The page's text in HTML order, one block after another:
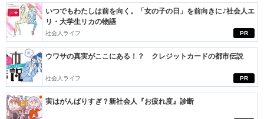
PR
いつでもわたしは前を向く。「女の子の日」を前向きに♪社会人エ
リ・大学生リカの物語
社会人ライフ
PR
ウワサの真実がここにある！？ クレジットカードの都市伝説
社会人ライフ
実はがんばりすぎ？新社会人『お疲れ度』診断